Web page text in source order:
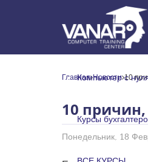
Компьютер с
Курсы
Курсы
Главная Новости 10
10
Понедельник, 18